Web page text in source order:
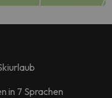
in 7 Sprachen